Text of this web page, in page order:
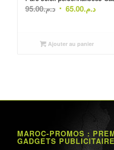
د.م.95.00
Le
était :
د.م.65.00
Le
Ajouter au panier
MAROC-PROMOS :
GADGETS